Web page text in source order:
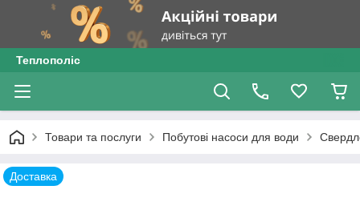
Теплополіс
Товари та послуги Побутові насоси для води
Доставка